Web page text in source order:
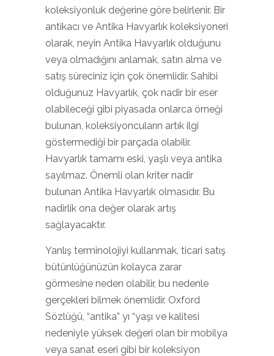
koleksiyonluk değerine göre belirlenir. Bir
antikacı ve Antika Havyarlık koleksiyoneri
olarak, neyin Antika Havyarlık olduğunu
veya olmadığını anlamak, satın alma ve
satış süreciniz için çok önemlidir. Sahibi
olduğunuz Havyarlık, çok nadir bir eser
olabileceği gibi piyasada onlarca örneği
bulunan, koleksiyoncuların artık ilgi
göstermediği bir parçada olabilir.
Havyarlık tamamı eski, yaşlı veya antika
sayılmaz. Önemli olan kriter nadir
bulunan Antika Havyarlık olmasıdır. Bu
nadirlik ona değer olarak artış
sağlayacaktır.
Yanlış terminolojiyi kullanmak, ticari satış
bütünlüğünüzün kolayca zarar
görmesine neden olabilir, bu nedenle
gerçekleri bilmek önemlidir. Oxford
Sözlüğü, “antika” yı “yaşı ve kalitesi
nedeniyle yüksek değeri olan bir mobilya
veya sanat eseri gibi bir koleksiyon